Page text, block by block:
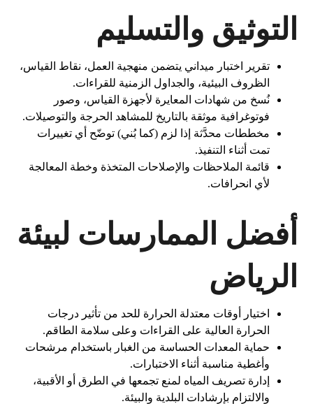
التوثيق والتسليم
تقرير اختبار ميداني يتضمن منهجية العمل، نقاط القياس،
الظروف البيئية، والجداول الزمنية للقراءات.
نُسخ من شهادات المعايرة لأجهزة القياس، وصور
فوتوغرافية موثقة بالتاريخ للمشاهد الحرجة والتوصيلات.
مخططات محدَّثة إذا لزم (كما بُني) توضّح أي تغييرات
تمت أثناء التنفيذ.
قائمة الملاحظات والإصلاحات المتخذة وخطة المعالجة
لأي انحرافات.
أفضل الممارسات لبيئة
الرياض
اختيار أوقات معتدلة الحرارة للحد من تأثير درجات
الحرارة العالية على القراءات وعلى سلامة الطاقم.
حماية المعدات الحساسة من الغبار باستخدام مرشحات
وأغطية مناسبة أثناء الاختبارات.
إدارة تصريف المياه لمنع تجمعها في الطرق أو الأقبية،
والالتزام بإرشادات البلدية والبيئة.